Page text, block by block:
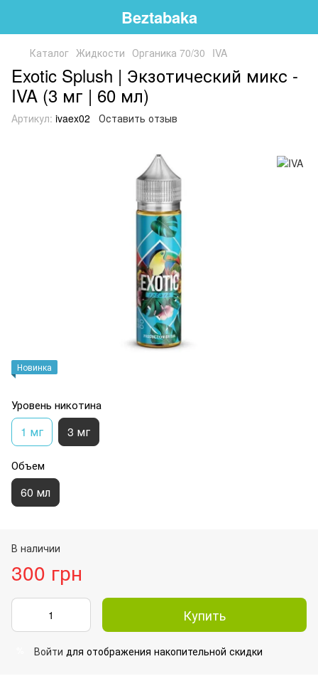
Beztabaka
Каталог Жидкости Органика 70/30 IVA
Exotic Splush | Экзотический микс -
IVA (3 мг | 60 мл)
Артикул: ivaex02 Оставить отзыв
Новинка
Уровень никотина
1 мг 3 мг
Объем
60 мл
В наличии
300 грн
Купить
Войти для отображения накопительной скидки